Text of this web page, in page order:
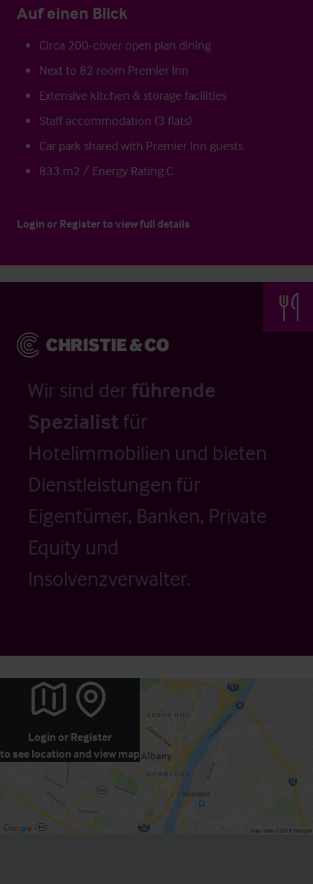
Auf einen Blick
Circa 200-cover open plan dining
Next to 82 room Premier Inn
Extensive kitchen & storage facilities
Staff accommodation (3 flats)
Car park shared with Premier Inn guests
833 m2 / Energy Rating C
Login or Registerto view full details
Wir sind der führende
Spezialistfür
Hotelimmobilien und bieten
Dienstleistungen für
Eigentümer, Banken, Private
Equity und
Insolvenzverwalter.
Login or Register
to see location and view map